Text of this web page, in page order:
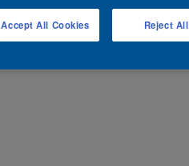
Reject All
Accept All Cookies